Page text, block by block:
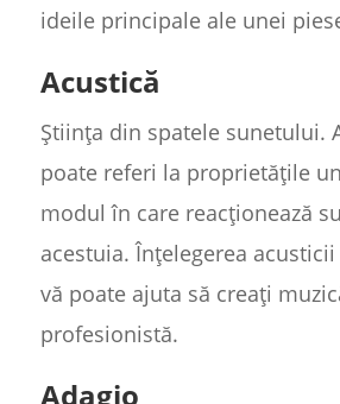
ideile principale ale unei
Acustică
Știința din spatele sunetului.
poate referi la proprietățile
modul în care reacționează
acestuia. Înțelegerea
vă poate ajuta să creați
profesionistă.
Adagio